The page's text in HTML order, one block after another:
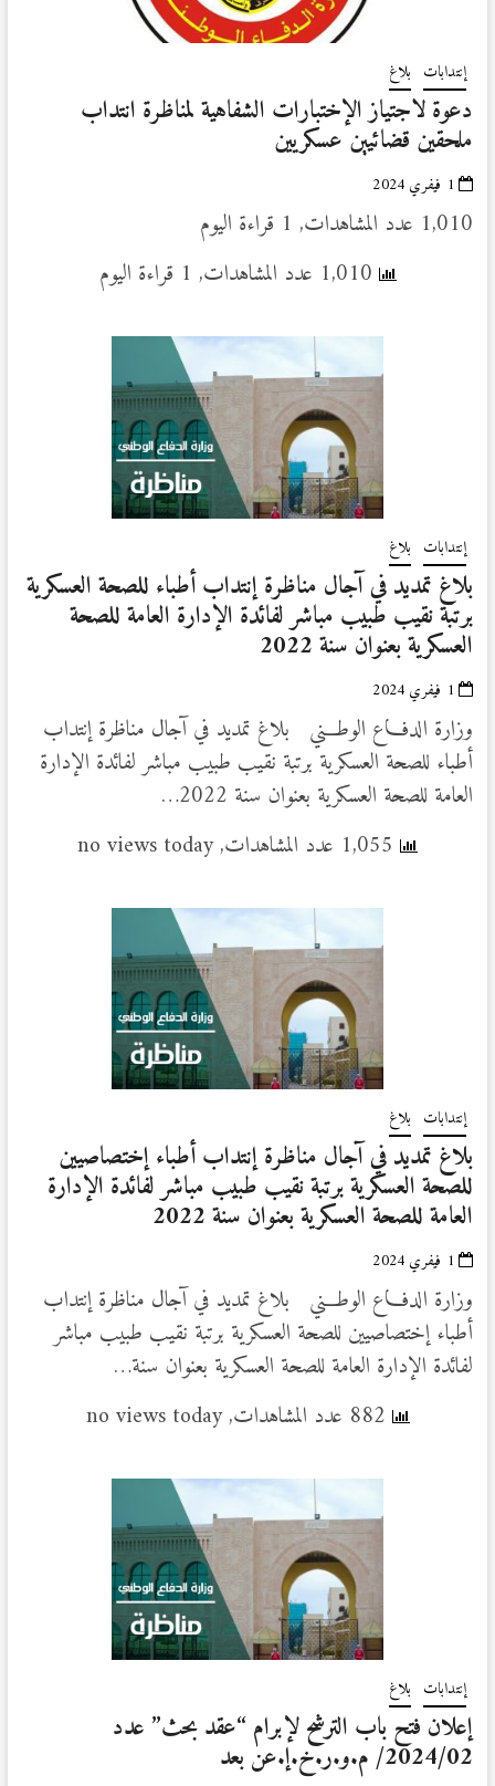
إنتدابات بلاغ
دعوة لاجتياز الإختبارات الشفاهية لمناظرة انتداب
ملحقين قضائيين عسكريين
1 فيفري 2024
1,010 عدد المشاهدات, 1 قراءة اليوم
إنتدابات بلاغ
بلاغ تمديد في آجال مناظرة إنتداب أطباء للصحة العسكرية
برتبة نقيب طبيب مباشر لفائدة الإدارة العامة للصحة
العسكرية بعنوان سنة 2022
1 فيفري 2024
وزارة الدفـــاع الوطـــني بلاغ تمديد في آجال مناظرة إنتداب
أطباء للصحة العسكرية برتبة نقيب طبيب مباشر لفائدة الإدارة
العامة للصحة العسكرية بعنوان سنة 2022…
1,055 عدد المشاهدات, no views today
إنتدابات بلاغ
بلاغ تمديد في آجال مناظرة إنتداب أطباء إختصاصيين
للصحة العسكرية برتبة نقيب طبيب مباشر لفائدة الإدارة
العامة للصحة العسكرية بعنوان سنة 2022
1 فيفري 2024
وزارة الدفـــاع الوطـــني بلاغ تمديد في آجال مناظرة إنتداب
أطباء إختصاصيين للصحة العسكرية برتبة نقيب طبيب مباشر
لفائدة الإدارة العامة للصحة العسكرية بعنوان سنة…
إنتدابات بلاغ
إعلان فتح باب الترشح لإبرام “عقد بحث” عدد
2024/02/ م.و.ر.خ.إ.عن بعد